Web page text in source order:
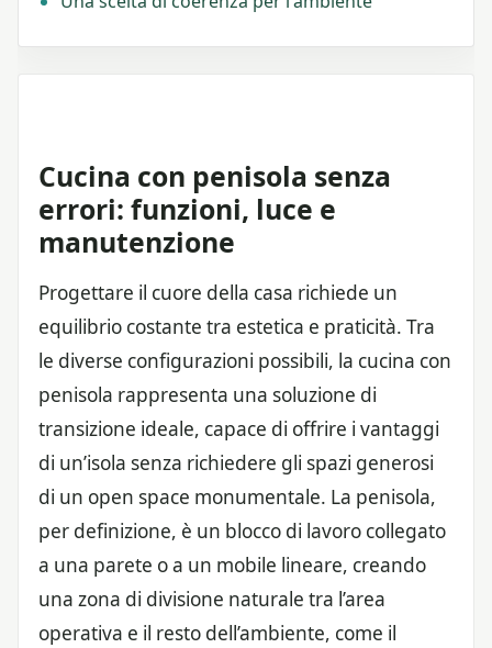
Cucina con penisola senza
errori: funzioni, luce e
manutenzione
Progettare il cuore della casa richiede un
equilibrio costante tra estetica e praticità. Tra
le diverse configurazioni possibili, la cucina con
penisola rappresenta una soluzione di
transizione ideale, capace di offrire i vantaggi
di un’isola senza richiedere gli spazi generosi
di un open space monumentale. La penisola,
per definizione, è un blocco di lavoro collegato
a una parete o a un mobile lineare, creando
una zona di divisione naturale tra l’area
operativa e il resto dell’ambiente, come il